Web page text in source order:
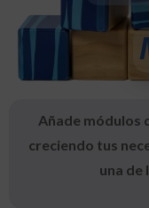
Añade módulos
creciendo tus
una de